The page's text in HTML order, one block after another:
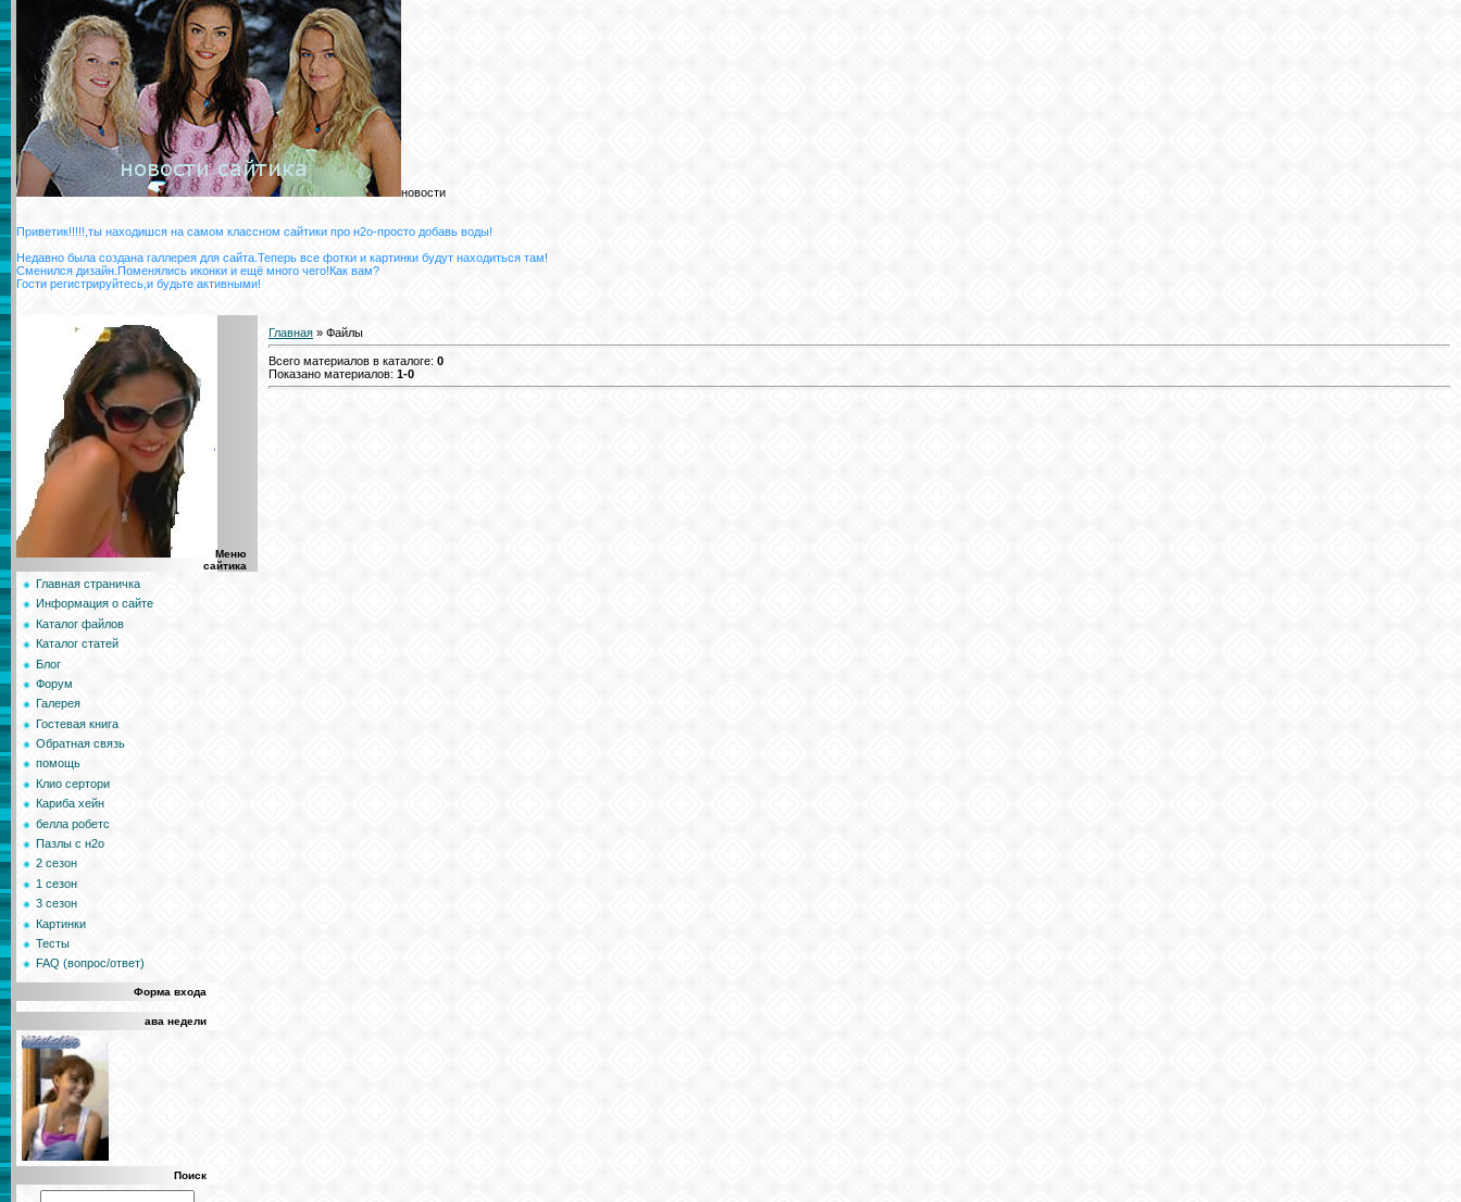
новости
Приветик!!!!!,ты находишся на самом классном сайтики про н2о-просто добавь воды!
Недавно была создана галлерея для сайта.Теперь все фотки и картинки будут находиться там!
Сменился дизайн.Поменялись иконки и ещё много чего!Как вам?
Гости регистрируйтесь,и будьте активными!
Меню
сайтика
Главная страничка
Информация о сайте
Каталог файлов
Каталог статей
Блог
Форум
Галерея
Гостевая книга
Обратная связь
помощь
Клио сертори
Кариба хейн
белла робетс
Пазлы с н2о
2 сезон
1 сезон
3 сезон
Картинки
Тесты
FAQ (вопрос/ответ)
Форма входа
ава недели
Поиск
Главная » Файлы
Всего материалов в каталоге: 0
Показано материалов: 1-0